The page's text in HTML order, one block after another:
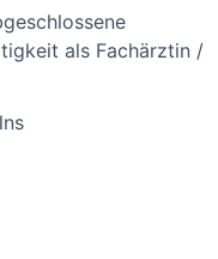
als Fachärztin /